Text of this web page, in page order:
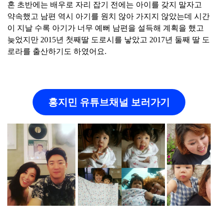
혼 초반에는 배우로 자리 잡기 전에는 아이를 갖지 말자고
약속했고 남편 역시 아기를 원치 않아 가지지 않았는데 시간
이 지날 수록 아기가 너무 예뻐 남편을 설득해 계획을 했고
늦었지만 2015년 첫째딸 도로시를 낳았고 2017년 둘째 딸 도
로라를 출산하기도 하였어요.
홍지민 유튜브채널 보러가기